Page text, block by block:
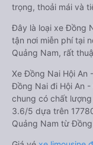
trọng, thoải mái và
Đây là loại xe Đồng
tận nơi miễn phí tại
Quảng Nam, rất
Xe Đồng Nai Hội An
Đồng Nai đi Hội An
chung có chất
3.6/5 dựa trên
Quảng Nam từ